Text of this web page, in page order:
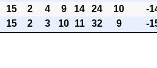
15 2 4 9 14 24 10
-
15 2 3 10 11 32 9 -